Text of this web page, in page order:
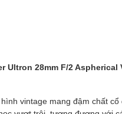
28mm F/2
vintage mang đậm chất